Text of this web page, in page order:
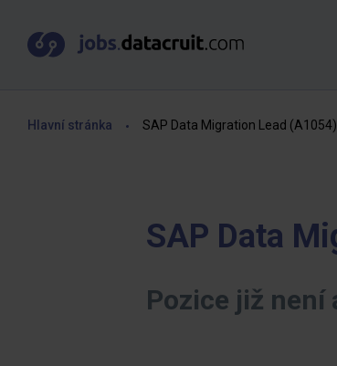
Hlavní stránka SAP Data Migration Lead (A1054)
SAP Data
Pozice již není